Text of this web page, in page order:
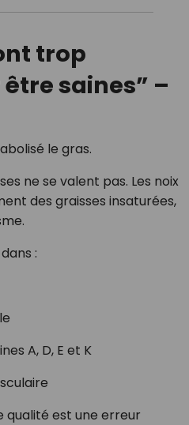
trop
saines” –
le gras.
ne se valent pas. Les noix
des graisses insaturées,
:
A, D, E et K
qualité est une erreur